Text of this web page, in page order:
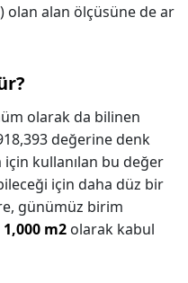
olan alan ölçüsüne de ar
olarak da bilinen
değerine denk
kullanılan bu değer
için daha düz bir
günümüz birim
1,000 m2 olarak kabul